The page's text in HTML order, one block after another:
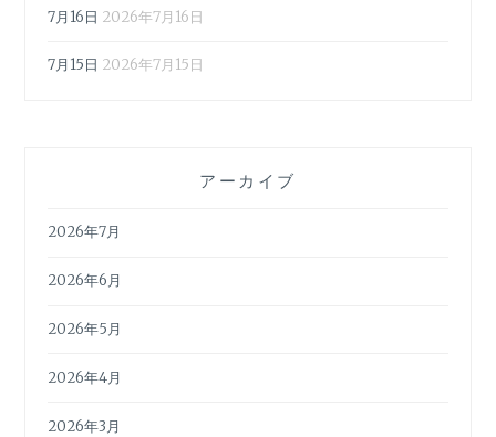
7月16日 2026年7月16日
7月15日 2026年7月15日
アーカイブ
2026年7月
2026年6月
2026年5月
2026年4月
2026年3月